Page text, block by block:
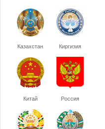
Казахстан Киргизия
Китай Россия